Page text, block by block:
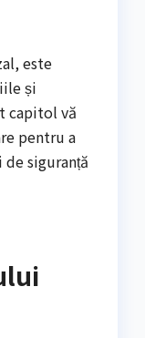
este
și
capitol vă
pentru a
siguranță